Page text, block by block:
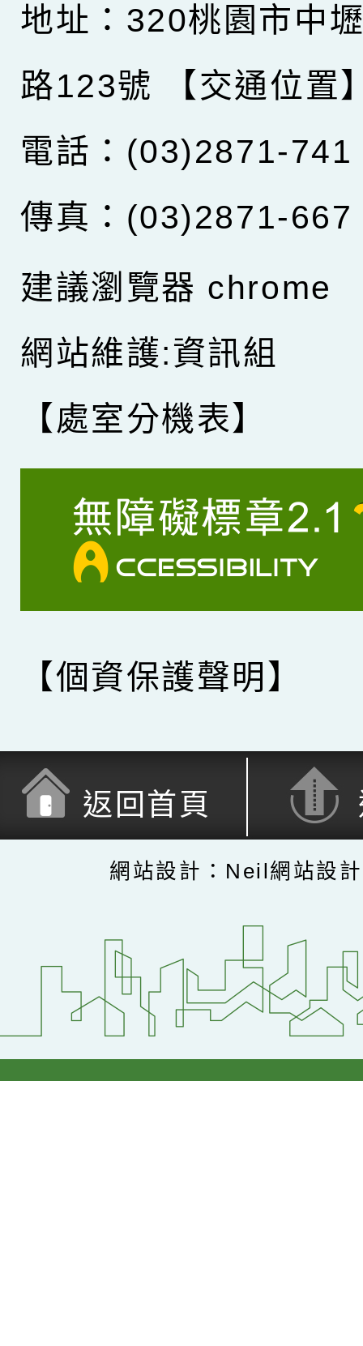
地址：320桃園市中
路123號
【交通位置
電話：(03)2871-741
傳真：(03)2871-667
建議瀏覽器 chrome
網站維護:資訊組
【處室分機表】
【個資保護聲明】
返回首頁
網站設計：Neil網站設